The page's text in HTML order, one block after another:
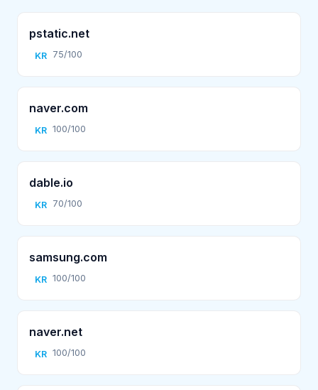
pstatic.net
KR 75/100
naver.com
KR 100/100
dable.io
KR 70/100
samsung.com
KR 100/100
naver.net
KR 100/100